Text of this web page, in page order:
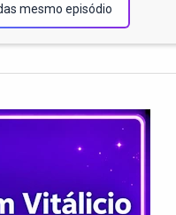
mesmo episódio